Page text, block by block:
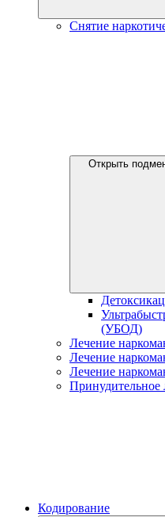
Снятие
Открыть
(УБОД)
Лечение
Лечение
Лечение
Принудительное
Кодирование